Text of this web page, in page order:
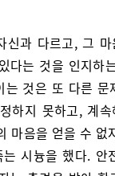
신과 다르고, 그
다는 것을 인지하
는 것은 또 다른 문
하지 못하고, 계
마음을 얻을 수 없
시늉을 했다. 안